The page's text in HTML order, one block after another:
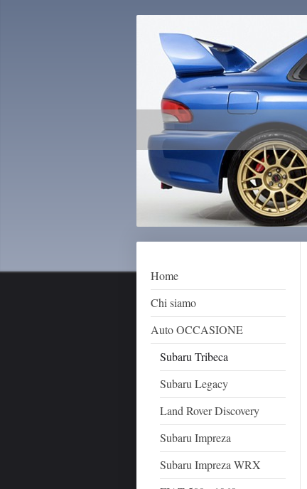
Home
Chi siamo
Auto OCCASIONE
Subaru Tribeca
Subaru Legacy
Land Rover Discovery
Subaru Impreza
Subaru Impreza WRX